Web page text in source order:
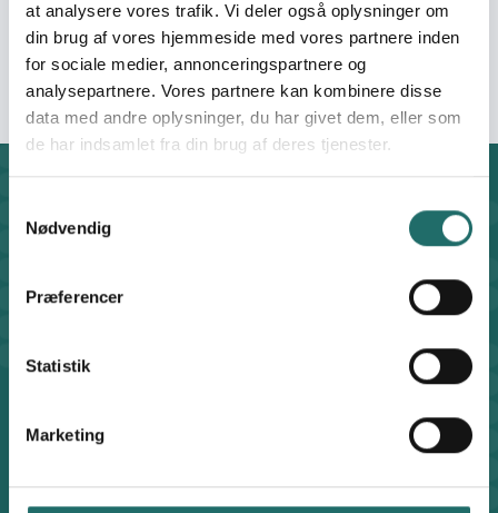
at analysere vores trafik. Vi deler også oplysninger om
din brug af vores hjemmeside med vores partnere inden
for sociale medier, annonceringspartnere og
analysepartnere. Vores partnere kan kombinere disse
data med andre oplysninger, du har givet dem, eller som
de har indsamlet fra din brug af deres tjenester.
Nødvendig
Præferencer
Statistik
Marketing
Organisation:
Landsforeningen
Levende Hav
CISU - Civilsamfund i Udvikling
8612 0342
Facebook
Find medarbejder